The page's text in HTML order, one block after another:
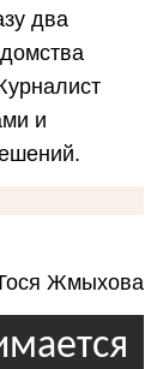
два
и
Жмыхова